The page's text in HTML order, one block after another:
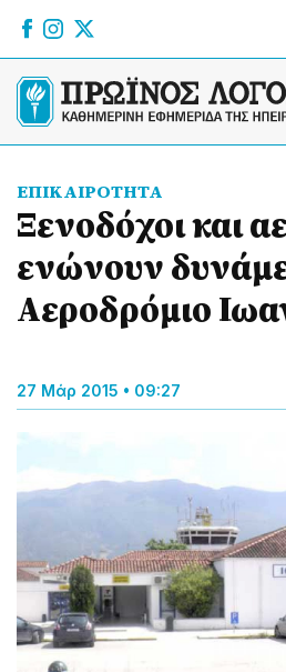
ΕΠΙΚΑΙΡΟΤΗΤΑ
Ξενοδόχοι και
ενώνουν
Αεροδρόμιο
27 Μάρ 2015 • 09:27